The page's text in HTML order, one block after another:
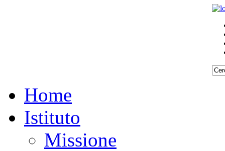
Home
Istituto
Missione